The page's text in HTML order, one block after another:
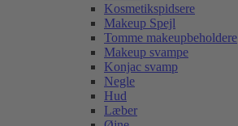
Kosmetikspidsere
Makeup Spejl
Tomme makeupbeholdere
Makeup svampe
Konjac svamp
Negle
Hud
Læber